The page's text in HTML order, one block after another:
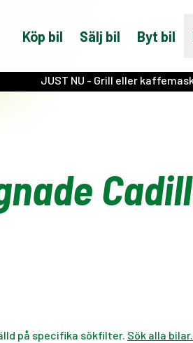
Köp bil Sälj bil Byt bil
JUST NU - Grill eller
på specifika sökfilter. Sök alla bilar.